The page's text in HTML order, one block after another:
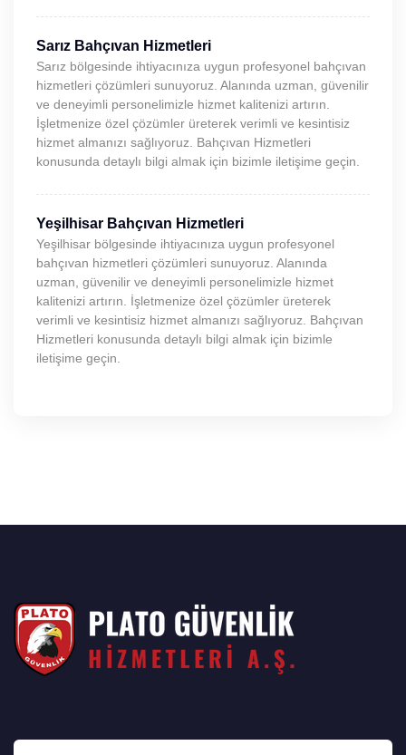
Sarız Bahçıvan Hizmetleri
Sarız bölgesinde ihtiyacınıza uygun profesyonel bahçıvan
hizmetleri çözümleri sunuyoruz. Alanında uzman, güvenilir
ve deneyimli personelimizle hizmet kalitenizi artırın.
İşletmenize özel çözümler üreterek verimli ve kesintisiz
hizmet almanızı sağlıyoruz. Bahçıvan Hizmetleri
konusunda detaylı bilgi almak için bizimle iletişime geçin.
Yeşilhisar Bahçıvan Hizmetleri
Yeşilhisar bölgesinde ihtiyacınıza uygun profesyonel
bahçıvan hizmetleri çözümleri sunuyoruz. Alanında
uzman, güvenilir ve deneyimli personelimizle hizmet
kalitenizi artırın. İşletmenize özel çözümler üreterek
verimli ve kesintisiz hizmet almanızı sağlıyoruz. Bahçıvan
Hizmetleri konusunda detaylı bilgi almak için bizimle
iletişime geçin.